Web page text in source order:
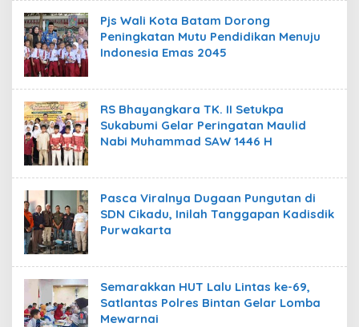
Pjs Wali Kota Batam Dorong
Peningkatan Mutu Pendidikan Menuju
Indonesia Emas 2045
RS Bhayangkara TK. II Setukpa
Sukabumi Gelar Peringatan Maulid
Nabi Muhammad SAW 1446 H
Pasca Viralnya Dugaan Pungutan di
SDN Cikadu, Inilah Tanggapan Kadisdik
Purwakarta
Semarakkan HUT Lalu Lintas ke-69,
Satlantas Polres Bintan Gelar Lomba
Mewarnai